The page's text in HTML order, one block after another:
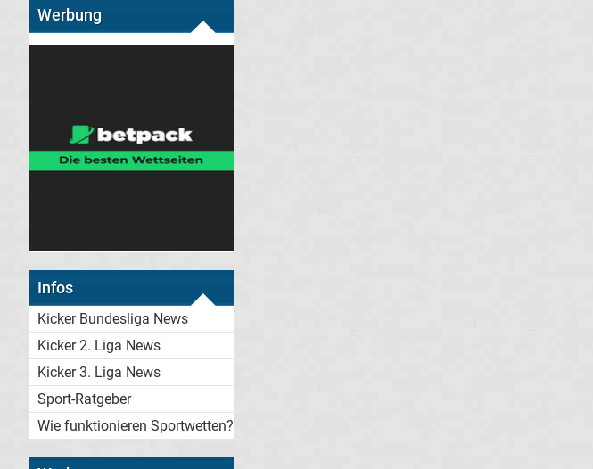
Werbung
Infos
Kicker Bundesliga News
Kicker 2. Liga News
Kicker 3. Liga News
Sport-Ratgeber
Wie funktionieren Sportwetten?